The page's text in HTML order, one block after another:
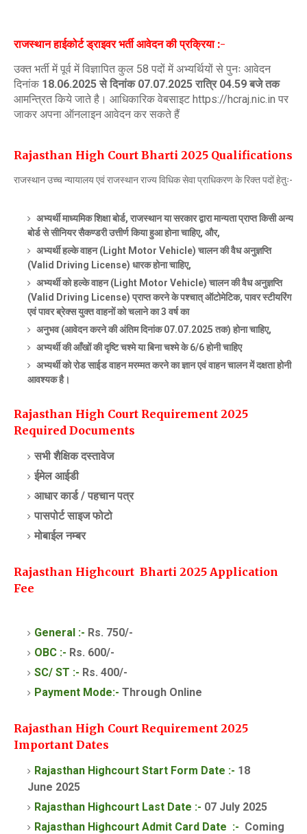
राजस्थान हाईकोर्ट ड्राइवर भर्ती आवेदन की प्रक्रिया :-
उक्त भर्ती में पूर्व में विज्ञापित कुल 58 पदों में अभ्यर्थियों से पुनः आवेदन
दिनांक 18.06.2025 से दिनांक 07.07.2025 रात्रि 04.59 बजे तक
आमन्त्रित किये जाते है। आधिकारिक वेबसाइट https://hcraj.nic.in पर
जाकर अपना ऑनलाइन आवेदन कर सकते हैं
Rajasthan High Court Bharti 2025 Qualifications
राजस्थान उच्च न्यायालय एवं राजस्थान राज्य विधिक सेवा प्राधिकरण के रिक्त पदों हेतुः-
अभ्यर्थी माध्यमिक शिक्षा बोर्ड, राजस्थान या सरकार द्वारा मान्यता प्राप्त किसी अन्य
बोर्ड से सीनियर सैकण्डरी उत्तीर्ण किया हुआ होना चाहिए, और,
अभ्यर्थी हल्के वाहन (Light Motor Vehicle) चालन की वैध अनुज्ञप्ति
(Valid Driving License) धारक होना चाहिए,
अभ्यर्थी को हल्के वाहन (Light Motor Vehicle) चालन की वैध अनुज्ञप्ति
(Valid Driving License) प्राप्त करने के पश्चात् ऑटोमेटिक, पावर स्टीयरिंग
एवं पावर ब्रेक्स युक्त वाहनों को चलाने का 3 वर्ष का
अनुभव (आवेदन करने की अंतिम दिनांक 07.07.2025 तक) होना चाहिए,
अभ्यर्थी की आँखों की दृष्टि चश्मे या बिना चश्मे के 6/6 होनी चाहिए
अभ्यर्थी को रोड साईड वाहन मरम्मत करने का ज्ञान एवं वाहन चालन में दक्षता होनी
आवश्यक है।
Rajasthan High Court Requirement 2025
Required Documents
सभी शैक्षिक दस्तावेज
ईमेल आईडी
आधार कार्ड /पहचान पत्र
पासपोर्ट साइज फोटो
मोबाईल नम्बर
Rajasthan Highcourt Bharti 2025 Application
Fee
General :- Rs. 750/-
OBC :- Rs. 600/-
SC/ ST :- Rs. 400/-
Payment Mode:- Through Online
Rajasthan High Court Requirement 2025
Important Dates
Rajasthan Highcourt Start Form Date :- 18
June 2025
Rajasthan Highcourt Last Date :- 07 July 2025
Rajasthan Highcourt Admit Card Date :- Coming